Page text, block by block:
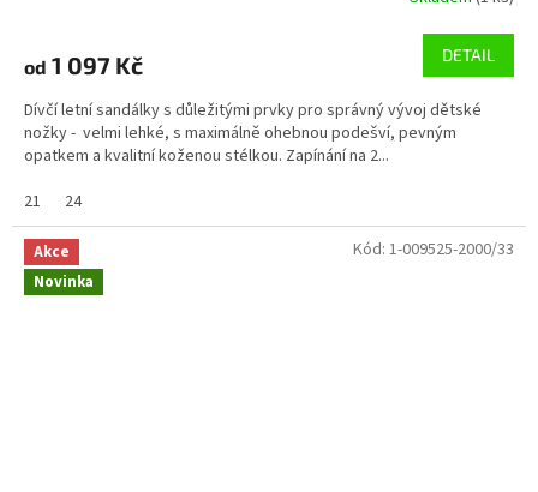
od 1 097 Kč DETAIL
Dívčí letní sandálky s důležitými prvky pro správný vývoj dětské
nožky - velmi lehké, s maximálně ohebnou podešví, pevným
opatkem a kvalitní koženou stélkou. Zapínání na 2...
21
24
Akce
Novinka
Kód: 1-009525-2000/33